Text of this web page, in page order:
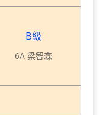
B級
6A 梁智森